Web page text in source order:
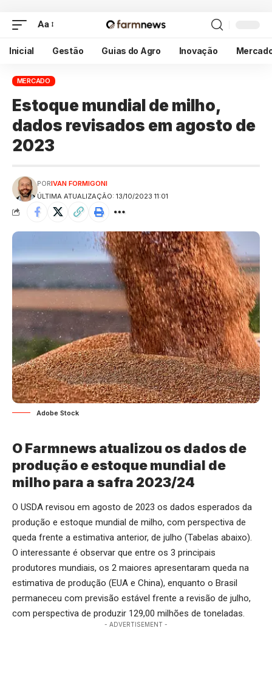
Aa
Inicial Gestão Guias do Agro Inovação
MERCADO
Estoque mundial de milho,
dados revisados em agosto de
2023
ÚLTIMA ATUALIZAÇÃO: 13/10/2023 11:01
PORIVAN FORMIGONI
Adobe Stock
O Farmnews atualizou os dados de
produção e estoque mundial de
milho para a safra 2023/24
O USDA revisou em agosto de 2023 os dados esperados da
produção e estoque mundial de milho, com perspectiva de
queda frente a estimativa anterior, de julho (Tabelas abaixo).
O interessante é observar que entre os 3 principais
produtores mundiais, os 2 maiores apresentaram queda na
estimativa de produção (EUA e China), enquanto o Brasil
permaneceu com previsão estável frente a revisão de julho,
com perspectiva de produzir 129,00 milhões de toneladas.
- ADVERTISEMENT -